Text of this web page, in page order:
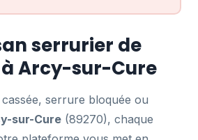
serrurier de
Arcy-sur-Cure
serrure bloquée ou
sur-Cure (89270), chaque